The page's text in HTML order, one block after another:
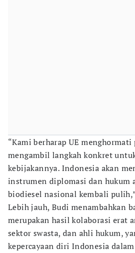
“Kami berharap UE
mengambil langkah konkret
kebijakannya. Indonesia akan
instrumen diplomasi dan hukum
biodiesel nasional kembali
Lebih jauh, Budi menambahkan
merupakan hasil kolaborasi erat
sektor swasta, dan ahli hukum,
kepercayaan diri Indonesia